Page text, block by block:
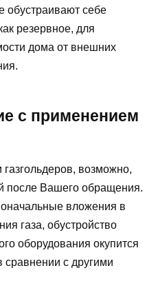
обустраивают себе
резервное, для
дома от внешних
с применением
возможно,
после Вашего обращения.
вложения в
газа, обустройство
оборудования окупится
с другими